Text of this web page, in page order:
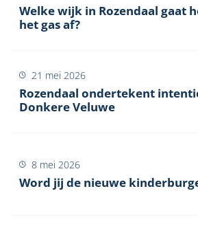
Welke wijk in Rozendaal gaat
het gas af?
Rozendaal ondertekent
Donkere Veluwe
21 mei 2026
Word jij de nieuwe
8 mei 2026